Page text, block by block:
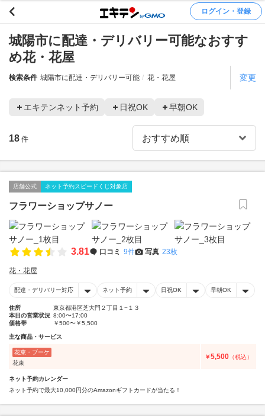
ログイン・登録
城陽市に配達・デリバリー可能なおすす
め花・花屋
検索条件 城陽市に配達・デリバリー可能 花・花屋 変更
エキテンネット予約 日祝OK 早朝OK
18 件
店舗公式 ネット予約スピードくじ対象店
フラワーショップサノー
3.81 口コミ 9件 写真 23枚
花・花屋
配達・デリバリー対応 ネット予約 日祝OK 早朝OK
住所
東京都港区芝大門２丁目１−１３
本日の営業状況 8:00〜17:00
価格帯
￥500〜￥5,500
主な商品・サービス
花束・ブーケ
花束
￥5,500 （税込）
ネット予約カレンダー
ネット予約で最大10,000円分のAmazonギフトカードが当たる！